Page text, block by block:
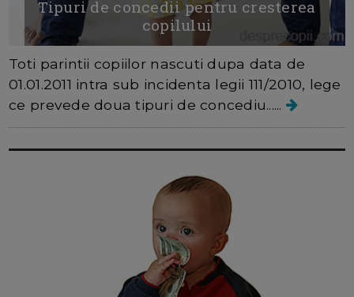
Tipuri de concedii pentru cresterea
copilului
Toti parintii copiilor nascuti dupa data de
01.01.2011 intra sub incidenta legii 111/2010, lege
ce prevede doua tipuri de concediu......